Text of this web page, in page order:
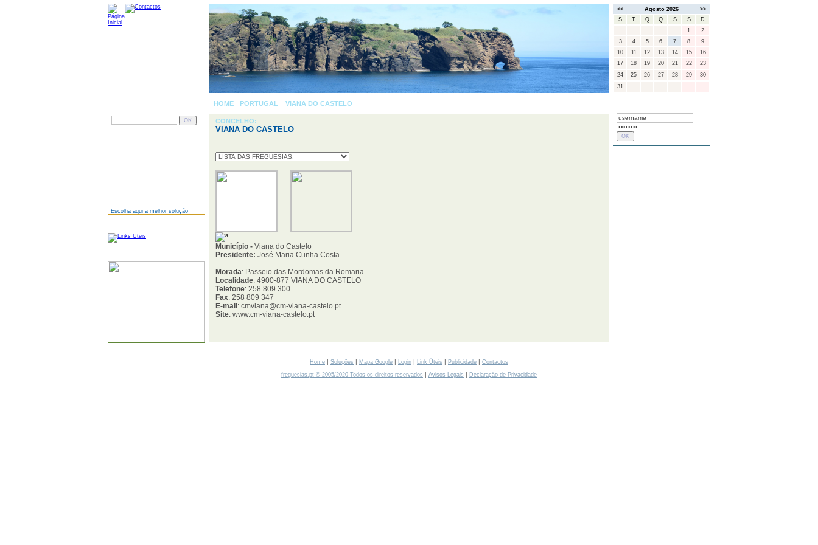
<< Agosto 2026
>>
S
T Q Q S S
D
1
2
3
4 5 6 7 8
9
10
11 12 13 14 15
16
17
18 19 20 21 22
23
24
25 26 27 28 29
30
31
Escolha aqui a melhor solução
HOME PORTUGAL VIANA DO CASTELO
CONCELHO:
VIANA DO CASTELO
Município - Viana do Castelo
Presidente: José Maria Cunha Costa
Morada: Passeio das Mordomas da Romaria
Localidade: 4900-877 VIANA DO CASTELO
Telefone: 258 809 300
Fax: 258 809 347
E-mail : cmviana@cm-viana-castelo.pt
Site: www.cm-viana-castelo.pt
Home | Soluções | Mapa Google | Login | Link Úteis | Publicidade | Contactos
freguesias.pt © 2005/2020 Todos os direitos reservados | Avisos Legais | Declaração de Privacidade